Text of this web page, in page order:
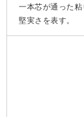
一本芯が通った
堅実さを表す。